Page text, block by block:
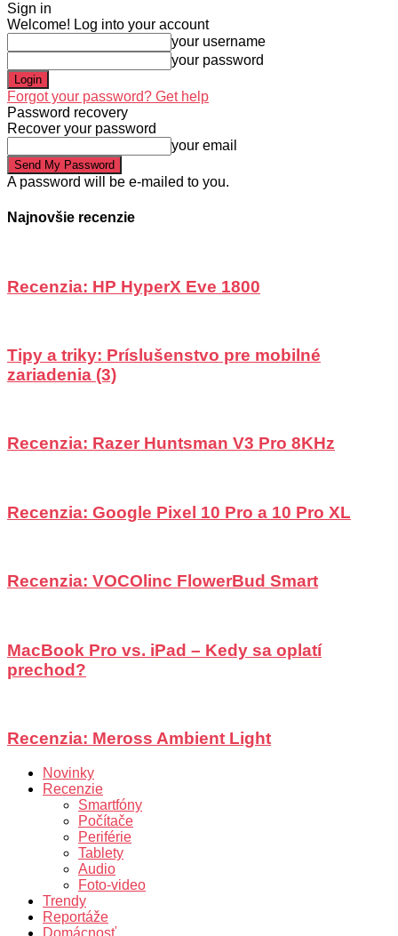
Sign in
Welcome! Log into your account
your username
your password
Forgot your password? Get help
Password recovery
Recover your password
your email
A password will be e-mailed to you.
Najnovšie recenzie
Recenzia: HP HyperX Eve 1800
Tipy a triky: Príslušenstvo pre mobilné
zariadenia (3)
Recenzia: Razer Huntsman V3 Pro 8KHz
Recenzia: Google Pixel 10 Pro a 10 Pro XL
Recenzia: VOCOlinc FlowerBud Smart
MacBook Pro vs. iPad – Kedy sa oplatí
prechod?
Recenzia: Meross Ambient Light
Novinky
Recenzie
Smartfóny
Počítače
Periférie
Tablety
Audio
Foto-video
Trendy
Reportáže
Domácnosť